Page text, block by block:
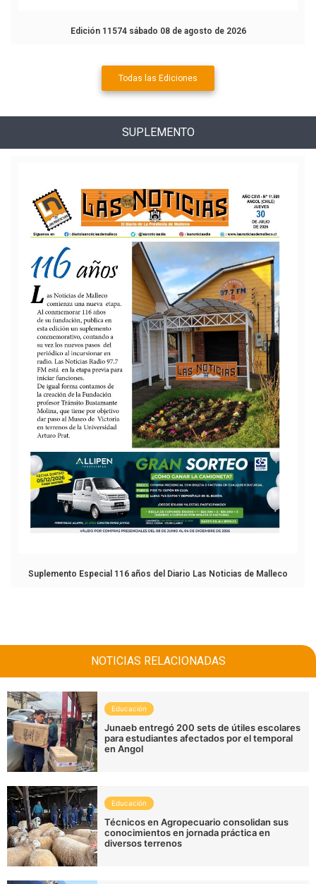
Edición 11574 sábado 08 de agosto de 2026
Todas las Ediciones
SUPLEMENTO
Suplemento Especial 116 años del Diario Las Noticias de Malleco
NOTICIAS RELACIONADAS
Educación
Junaeb entregó 200 sets de útiles escolares
para estudiantes afectados por el temporal
en Angol
Educación
Técnicos en Agropecuario consolidan sus
conocimientos en jornada práctica en
diversos terrenos